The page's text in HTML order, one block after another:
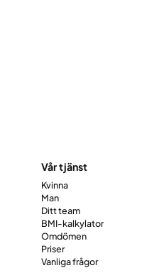
Vår tjänst
Kvinna
Man
Ditt team
BMI-kalkylator
Omdömen
Priser
Vanliga frågor